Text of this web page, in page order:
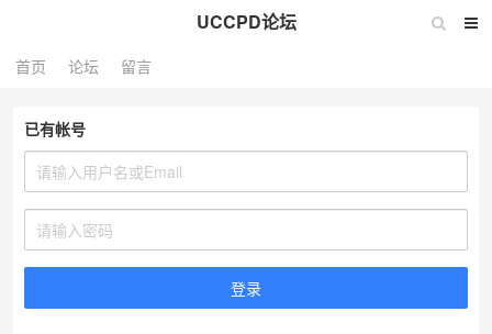
UCCPD论坛
首页 论坛 留言
已有帐号